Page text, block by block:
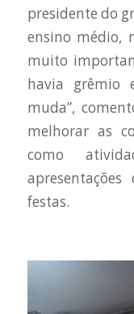
presidente do
ensino médio,
muito
havia grêmio
muda”,
melhorar as
como
festas.